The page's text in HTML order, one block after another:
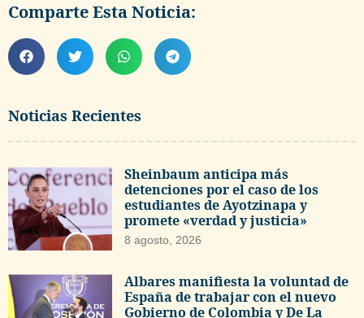
Noticias Recientes
Sheinbaum anticipa más
detenciones por el caso de los
estudiantes de Ayotzinapa y
promete «verdad y justicia»
8 agosto, 2026
Albares manifiesta la voluntad de
España de trabajar con el nuevo
Gobierno de Colombia y De La
Comparte Esta Noticia: